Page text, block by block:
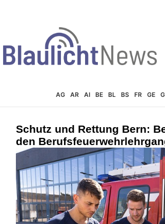
AG AR AI BE BL BS FR GE
Schutz und Rettung Bern:
den